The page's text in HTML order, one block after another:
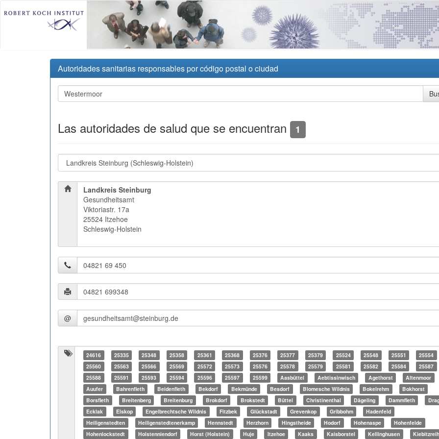
Autoridades sanitarias responsables por código postal o ciudad
Las autoridades de salud que se encuentran 1
Landkreis Steinburg
Gesundheitsamt
Viktoriastr. 17a
25524 Itzehoe
Schleswig-Holstein
@
24616 25335 25348 25358 25361 25368 25376 25377 25379 25524 25548 25551
25554
25560
25563 25566 25569 25572 25573 25576 25578 25579 25581 25582 25584
25587
25588
25591 25593 25594 25596 25597 25599 Aasbüttel Aebtissinwisch Agethorst
Altenmoor
Auufer
Bahrenfleth Beidenfleth Bekdorf Bekmünde Besdorf Blomesche Wildnis Bokelrehm
Bokhorst
Borsfleth
Breitenberg Breitenburg Brokdorf Brokstedt Büttel Christinenthal Dägeling Dammfleth
Ecklak
Elskop Engelbrechtsche Wildnis Fitzbek Glückstadt Grevenkop Gribbohm
Hadenfeld
Heiligenstedten
Heiligenstedtenerkamp Hennstedt Herzhorn Hingstheide Hodorf Hohenaspe
Hohenfelde
Hohenlockstedt
Holstenniendorf Horst (Holstein) Huje Itzehoe Kaaks Kaisborstel Kellinghusen